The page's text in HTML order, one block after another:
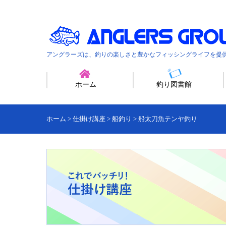
アングラーズは、釣りの楽しさと豊かなフィッシングライフを提
ホーム 釣り図書館
ホーム > 仕掛け講座 > 船釣り > 船太刀魚テンヤ釣り